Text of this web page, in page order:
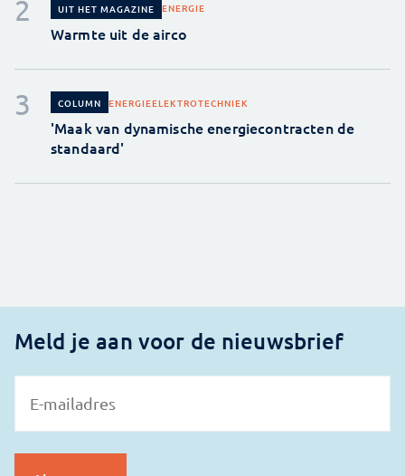
UIT HET MAGAZINE ENERGIE
Warmte uit de airco
COLUMN ENERGIEELEKTROTECHNIEK
'Maak van dynamische energiecontracten de
standaard'
Meld je aan voor de nieuwsbrief